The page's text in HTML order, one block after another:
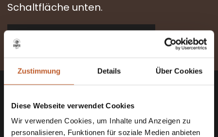
Zustimmung Details Über Cookies
Diese Webseite verwendet Cookies
Wir verwenden Cookies, um Inhalte und Anzeigen zu
personalisieren, Funktionen für soziale Medien anbieten
Schaltfläche unten.
Contact